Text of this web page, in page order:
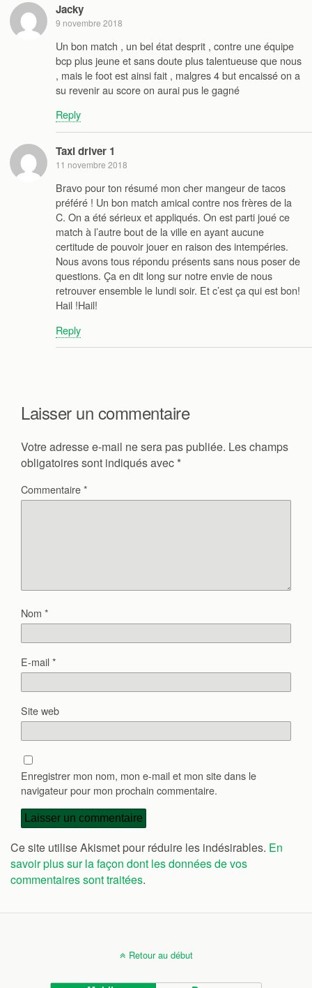
Jacky
9 novembre 2018
Un bon match , un bel état desprit , contre une équipe
bcp plus jeune et sans doute plus talentueuse que nous
, mais le foot est ainsi fait , malgres 4 but encaissé on a
su revenir au score on aurai pus le gagné
Reply
Taxi driver 1
11 novembre 2018
Bravo pour ton résumé mon cher mangeur de tacos
préféré ! Un bon match amical contre nos frères de la
C. On a été sérieux et appliqués. On est parti joué ce
match à l’autre bout de la ville en ayant aucune
certitude de pouvoir jouer en raison des intempéries.
Nous avons tous répondu présents sans nous poser de
questions. Ça en dit long sur notre envie de nous
retrouver ensemble le lundi soir. Et c’est ça qui est bon!
Hail !Hail!
Reply
Laisser un commentaire
Votre adresse e-mail ne sera pas publiée. Les champs
obligatoires sont indiqués avec *
Commentaire*
Nom *
E-mail*
Site web
Enregistrer mon nom, mon e-mail et mon site dans le
navigateur pour mon prochain commentaire.
Ce site utilise Akismet pour réduire les indésirables. En
savoir plus sur la façon dont les données de vos
commentaires sont traitées.
Retour au début